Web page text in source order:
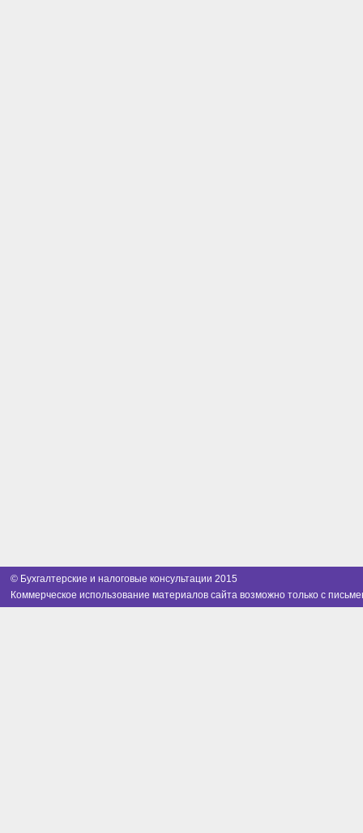
© Бухгалтерские и налоговые консультации 2015
Коммерческое использование материалов сайта возможно только с